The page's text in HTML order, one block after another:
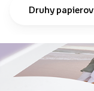
Druhy papierov